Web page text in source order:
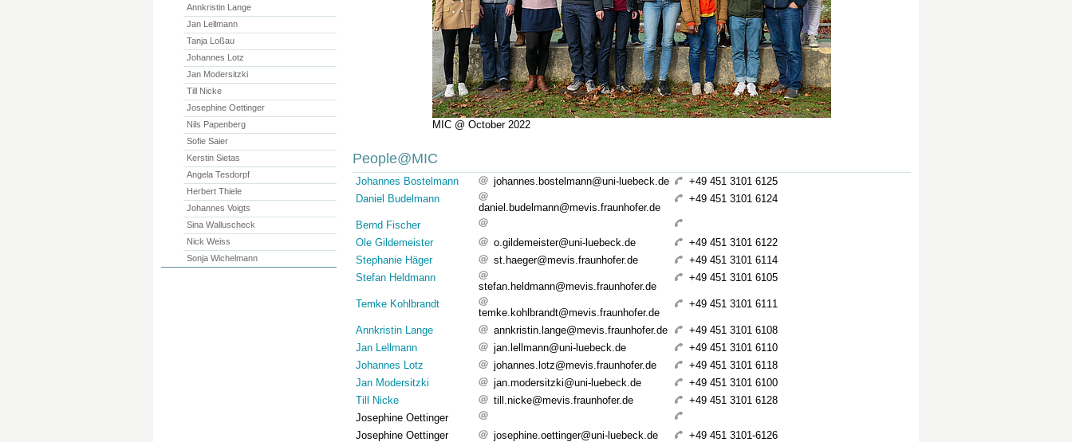
MIC @ October 2022
People@MIC
Johannes Bostelmann johannes.bostelmann@uni-luebeck.de
+49 451 3101 6125
Daniel Budelmann
daniel.budelmann@mevis.fraunhofer.de
+49 451 3101 6124
Bernd Fischer
Ole Gildemeister
o.gildemeister@uni-luebeck.de
+49 451 3101 6122
Stephanie Häger
st.haeger@mevis.fraunhofer.de
+49 451 3101 6114
Stefan Heldmann
stefan.heldmann@mevis.fraunhofer.de
+49 451 3101 6105
Temke Kohlbrandt
temke.kohlbrandt@mevis.fraunhofer.de
+49 451 3101 6111
Annkristin Lange annkristin.lange@mevis.fraunhofer.de
+49 451 3101 6108
Jan Lellmann
jan.lellmann@uni-luebeck.de
+49 451 3101 6110
Johannes Lotz
johannes.lotz@mevis.fraunhofer.de
+49 451 3101 6118
Jan Modersitzki
jan.modersitzki@uni-luebeck.de
+49 451 3101 6100
Till Nicke
till.nicke@mevis.fraunhofer.de
+49 451 3101 6128
Josephine Oettinger
Josephine Oettinger
josephine.oettinger@uni-luebeck.de
+49 451 3101-6126
Annkristin Lange
Jan Lellmann
Tanja Loßau
Johannes Lotz
Jan Modersitzki
Till Nicke
Josephine Oettinger
Nils Papenberg
Sofie Saier
Kerstin Sietas
Angela Tesdorpf
Herbert Thiele
Johannes Voigts
Sina Walluscheck
Nick Weiss
Sonja Wichelmann